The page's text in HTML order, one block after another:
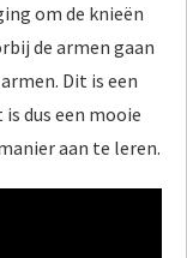
om de knieën
de armen gaan
Dit is een
dus een mooie
aan te leren.